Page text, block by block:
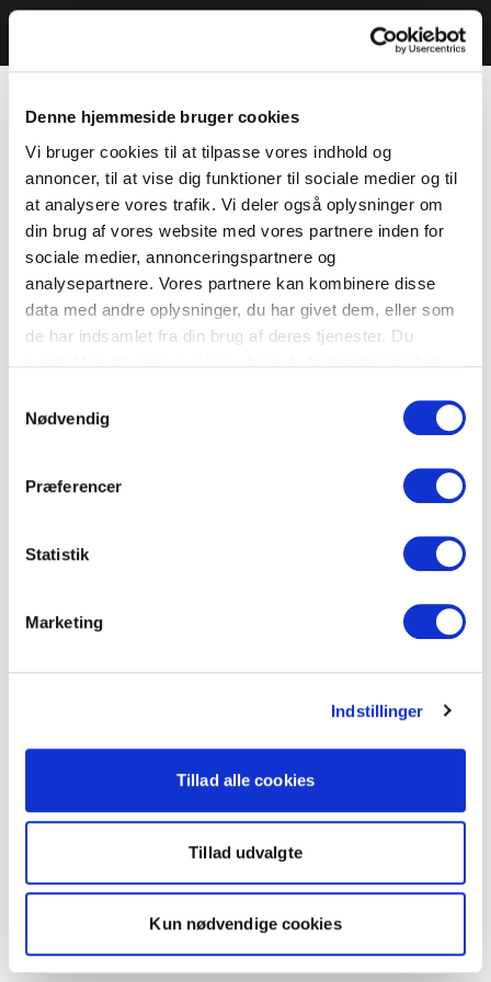
Denne hjemmeside bruger cookies
Vi bruger cookies til at tilpasse vores indhold og
annoncer, til at vise dig funktioner til sociale medier og til
at analysere vores trafik. Vi deler også oplysninger om
din brug af vores website med vores partnere inden for
sociale medier, annonceringspartnere og
analysepartnere. Vores partnere kan kombinere disse
data med andre oplysninger, du har givet dem, eller som
de har indsamlet fra din brug af deres tjenester. Du
Nødvendig
Præferencer
Statistik
Marketing
Indstillinger
Tillad alle cookies
Tillad udvalgte
Kun nødvendige cookies